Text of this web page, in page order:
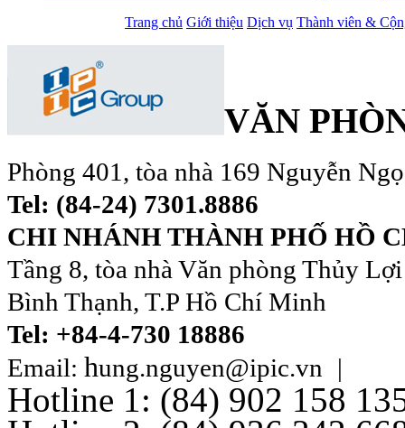
Trang chủ Giới thiệu Dịch vụ Thành viên &
VĂN
Phòng 401, tòa nhà 169 Nguyễn
Tel: (84-24) 7301.8886
CHI NHÁNH THÀNH PHỐ HỒ
Tầng 8, tòa nhà Văn phòng Thủy
Bình Thạnh, T.P Hồ Chí Minh
Tel: +84-4-730 18886
Email: hung.nguyen@ipic.vn |
Hotline 1: (84) 902 158